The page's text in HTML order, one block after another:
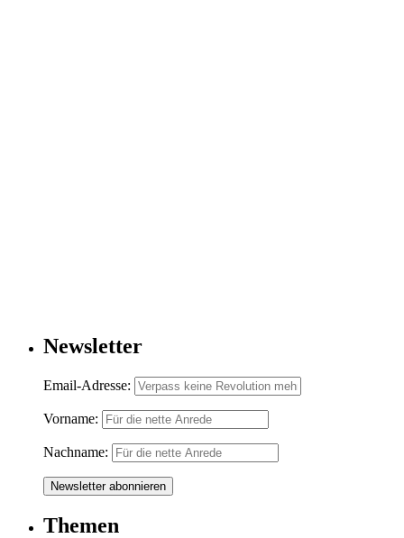
Newsletter
Email-Adresse:
Vorname:
Nachname:
Themen